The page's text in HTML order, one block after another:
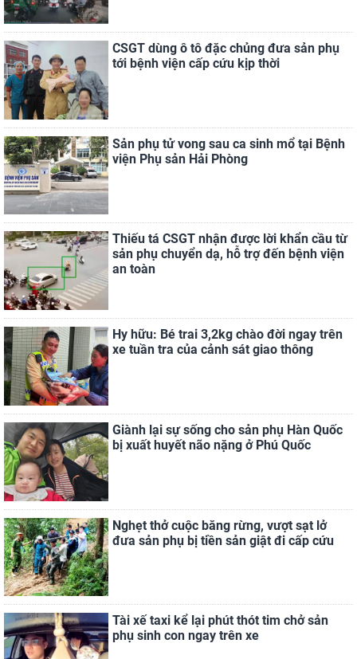
CSGT dùng ô tô đặc chủng đưa sản phụ
tới bệnh viện cấp cứu kịp thời
Sản phụ tử vong sau ca sinh mổ tại Bệnh
viện Phụ sản Hải Phòng
Thiếu tá CSGT nhận được lời khẩn cầu từ
sản phụ chuyển dạ, hỗ trợ đến bệnh viện
an toàn
Hy hữu: Bé trai 3,2kg chào đời ngay trên
xe tuần tra của cảnh sát giao thông
Giành lại sự sống cho sản phụ Hàn Quốc
bị xuất huyết não nặng ở Phú Quốc
Nghẹt thở cuộc băng rừng, vượt sạt lở
đưa sản phụ bị tiền sản giật đi cấp cứu
Tài xế taxi kể lại phút thót tim chở sản
phụ sinh con ngay trên xe